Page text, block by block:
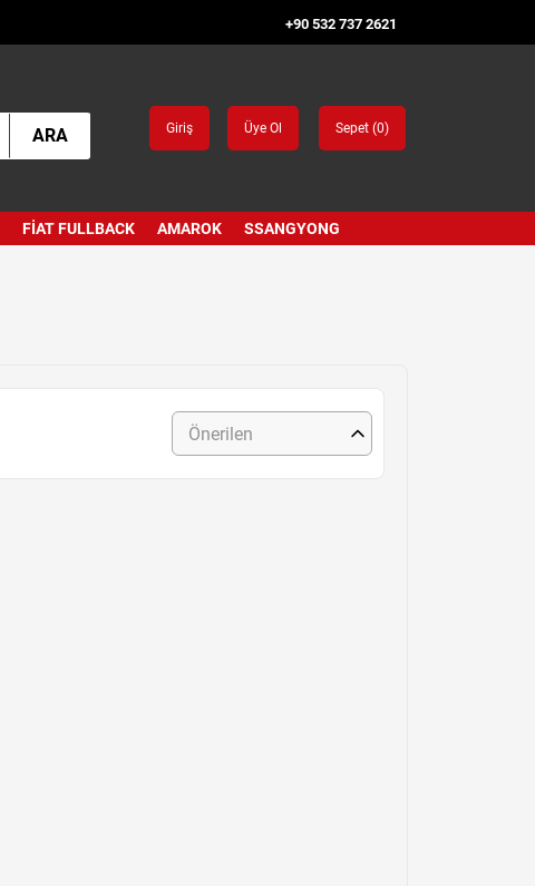
+90 532 737 2621
ARA Giriş Üye Ol Sepet (0)
FIAT FULLBACK AMAROK SSANGYONG
Önerilen